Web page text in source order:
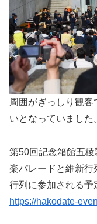
周囲がぎっしり観
いとなっていました
第50回記念箱館五
楽パレードと維新行
行列に参加される予
https://hakodate-